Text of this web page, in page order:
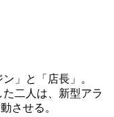
」と「店長」。
二人は、新型アラ
させる。